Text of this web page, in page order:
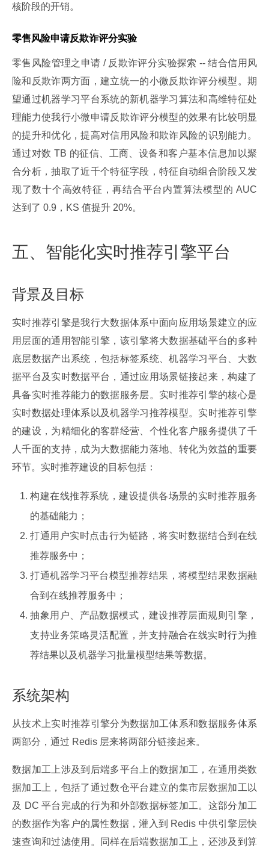
核阶段的开销。
零售风险申请反欺诈评分实验
零售风险管理之申请 / 反欺诈评分实验探索 -- 结合信用风
险和反欺诈两方面，建立统一的小微反欺诈评分模型。期
望通过机器学习平台系统的新机器学习算法和高维特征处
理能力使我行小微申请反欺诈评分模型的效果有比较明显
的提升和优化，提高对信用风险和欺诈风险的识别能力。
通过对数 TB 的征信、工商、设备和客户基本信息加以聚
合分析，抽取了近千个特征字段，特征自动组合阶段又发
现了数十个高效特征，再结合平台内置算法模型的 AUC
达到了 0.9，KS 值提升 20%。
五、智能化实时推荐引擎平台
背景及目标
实时推荐引擎是我行大数据体系中面向应用场景建立的应
用层面的通用智能引擎，该引擎将大数据基础平台的多种
底层数据产出系统，包括标签系统、机器学习平台、大数
据平台及实时数据平台，通过应用场景链接起来，构建了
具备实时推荐能力的数据服务层。实时推荐引擎的核心是
实时数据处理体系以及机器学习推荐模型。实时推荐引擎
的建设，为精细化的客群经营、个性化客户服务提供了千
人千面的支持，成为大数据能力落地、转化为效益的重要
环节。实时推荐建设的目标包括：
构建在线推荐系统，建设提供各场景的实时推荐服务
的基础能力；
打通用户实时点击行为链路，将实时数据结合到在线
推荐服务中；
打通机器学习平台模型推荐结果，将模型结果数据融
合到在线推荐服务中；
抽象用户、产品数据模式，建设推荐层面规则引擎，
支持业务策略灵活配置，并支持融合在线实时行为推
荐结果以及机器学习批量模型结果等数据。
系统架构
从技术上实时推荐引擎分为数据加工体系和数据服务体系
两部分，通过 Redis 层来将两部分链接起来。
数据加工上涉及到后端多平台上的数据加工，在通用类数
据加工上，包括了通过数仓平台建立的集市层数据加工以
及 DC 平台完成的行为和外部数据标签加工。这部分加工
的数据作为客户的属性数据，灌入到 Redis 中供引擎层快
速查询和过滤使用。同样在后端数据加工上，还涉及到算